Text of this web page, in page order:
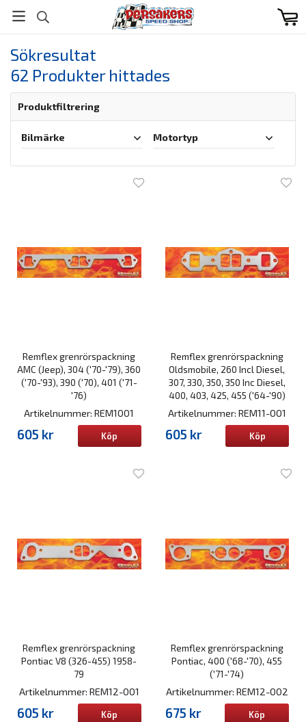
Sökresultat
62 Produkter hittades
Produktfiltrering
Bilmärke Motortyp
Remflex grenrörspackning
AMC (Jeep), 304 ('70-'79), 360
('70-'93), 390 ('70), 401 ('71-
'76)
Artikelnummer: REM1001
605 kr Köp
Remflex grenrörspackning
Oldsmobile, 260 Incl Diesel,
307, 330, 350, 350 Inc Diesel,
400, 403, 425, 455 ('64-'90)
Artikelnummer: REM11-001
605 kr Köp
Remflex grenrörspackning
Pontiac V8 (326-455) 1958-
79
Artikelnummer: REM12-001
605 kr Köp
Remflex grenrörspackning
Pontiac, 400 ('68-'70), 455
('71-'74)
Artikelnummer: REM12-002
675 kr Köp